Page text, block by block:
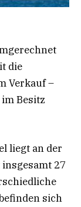
die
Verkauf –
Besitz
liegt an der
27
sich